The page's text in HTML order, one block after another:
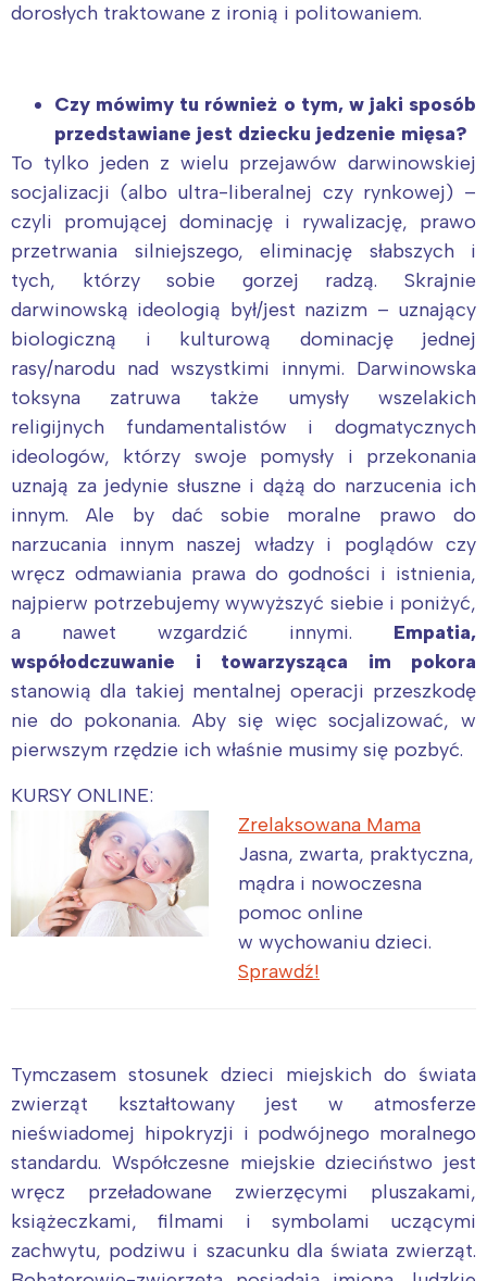
dorosłych traktowane z ironią i politowaniem.
Czy mówimy tu również o tym, w jaki sposób
przedstawiane jest dziecku jedzenie mięsa?
To tylko jeden z wielu przejawów darwinowskiej
socjalizacji (albo ultra-liberalnej czy rynkowej) –
czyli promującej dominację i rywalizację, prawo
przetrwania silniejszego, eliminację słabszych i
tych, którzy sobie gorzej radzą. Skrajnie
darwinowską ideologią był/jest nazizm – uznający
biologiczną i kulturową dominację jednej
rasy/narodu nad wszystkimi innymi. Darwinowska
toksyna zatruwa także umysły wszelakich
religijnych fundamentalistów i dogmatycznych
ideologów, którzy swoje pomysły i przekonania
uznają za jedynie słuszne i dążą do narzucenia ich
innym. Ale by dać sobie moralne prawo do
narzucania innym naszej władzy i poglądów czy
wręcz odmawiania prawa do godności i istnienia,
najpierw potrzebujemy wywyższyć siebie i poniżyć,
a nawet wzgardzić innymi. Empatia,
współodczuwanie i towarzysząca im pokora
stanowią dla takiej mentalnej operacji przeszkodę
nie do pokonania. Aby się więc socjalizować, w
pierwszym rzędzie ich właśnie musimy się pozbyć.
KURSY ONLINE:
Zrelaksowana Mama
Jasna, zwarta, praktyczna,
mądra i nowoczesna
pomoc online
w wychowaniu dzieci.
Sprawdź!
Tymczasem stosunek dzieci miejskich do świata
zwierząt kształtowany jest w atmosferze
nieświadomej hipokryzji i podwójnego moralnego
standardu. Współczesne miejskie dzieciństwo jest
wręcz przeładowane zwierzęcymi pluszakami,
książeczkami, filmami i symbolami uczącymi
zachwytu, podziwu i szacunku dla świata zwierząt.